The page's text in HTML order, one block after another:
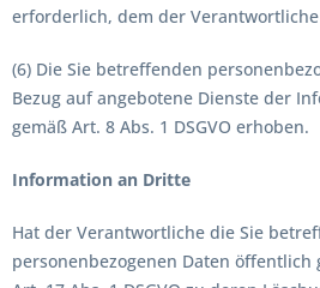
erforderlich, dem der
(6) Die Sie betreffenden
Bezug auf angebotene Dienste der
gemäß Art. 8 Abs. 1 DSGVO erhoben.
Information an Dritte
Hat der Verantwortliche die Sie
personenbezogenen Daten öffentlich